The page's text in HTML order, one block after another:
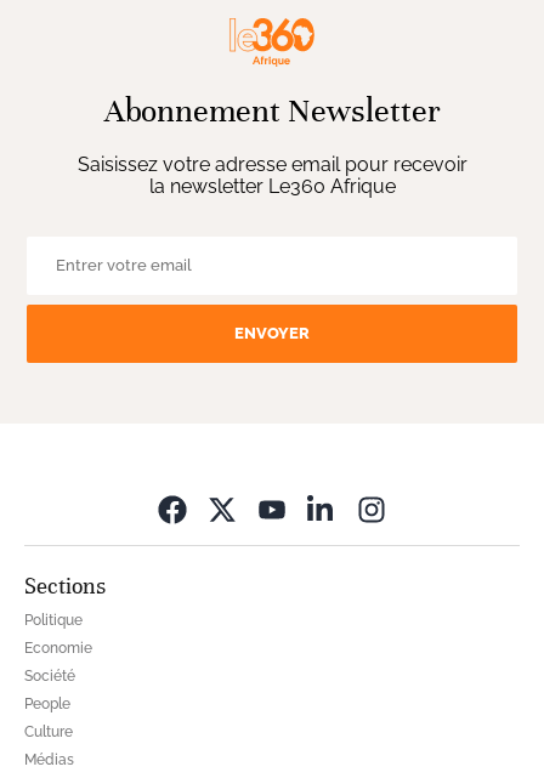
Abonnement Newsletter
Saisissez votre adresse email pour recevoir
la newsletter Le360 Afrique
ENVOYER
Sections
Politique
Economie
Société
People
Culture
Médias